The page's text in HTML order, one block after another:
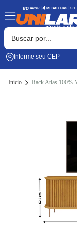
Informe seu CEP
Início Rack Atlas 100%